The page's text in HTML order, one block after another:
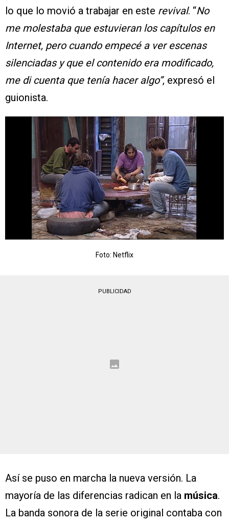
lo que lo movió a trabajar en este revival. “No
me molestaba que estuvieran los capítulos en
Internet, pero cuando empecé a ver escenas
silenciadas y que el contenido era modificado,
me di cuenta que tenía hacer algo”, expresó el
guionista.
Foto: Netflix
PUBLICIDAD
Así se puso en marcha la nueva versión. La
mayoría de las diferencias radican en la música.
La banda sonora de la serie original contaba con